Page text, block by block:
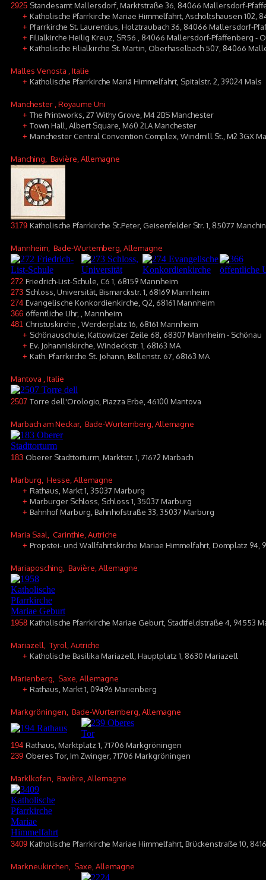
2925 Standesamt Mallersdorf, Marktstraße 36, 84066 Mallersdorf-
+ Katholische Pfarrkirche Mariae Himmelfahrt, Ascholtshausen
+ Pfarrkirche St. Laurentius, Holztraubach 36, 84066 Mallersdorf-
+ Filialkirche Heilig Kreuz, SR56 , 84066 Mallersdorf-Pfaffenberg -
+ Katholische Filialkirche St. Martin, Oberhaselbach 507, 84066
Malles Venosta , Italie
+ Katholische Pfarrkirche Mariä Himmelfahrt, Spitalstr. 2, 39024 Mals
Manchester , Royaume Uni
+ The Printworks, 27 Withy Grove, M4 2BS Manchester
+ Town Hall, Albert Square, M60 2LA Manchester
+ Manchester Central Convention Complex, Windmill St., M2 3GX
Manching , Bavière, Allemagne
3179 Katholische Pfarrkirche St.Peter, Geisenfelder Str. 1, 85077
Mannheim , Bade-Wurtemberg, Allemagne
272 Friedrich-List-Schule, C6 1, 68159 Mannheim
273 Schloss, Universität, Bismarckstr. 1, 68169 Mannheim
274 Evangelische Konkordienkirche, Q2, 68161 Mannheim
366 öffentliche Uhr, , Mannheim
481 Christuskirche , Werderplatz 16, 68161 Mannheim
+ Schönauschule, Kattowitzer Zeile 68, 68307 Mannheim - Schönau
+ Ev. Johanniskirche, Windeckstr. 1, 68163 MA
+ Kath. Pfarrkirche St. Johann, Bellenstr. 67, 68163 MA
Mantova , Italie
2507 Torre dell'Orologio, Piazza Erbe, 46100 Mantova
Marbach am Neckar, Bade-Wurtemberg, Allemagne
183 Oberer Stadttorturm, Marktstr. 1, 71672 Marbach
Marburg , Hesse, Allemagne
+ Rathaus, Markt 1, 35037 Marburg
+ Marburger Schloss, Schloss 1, 35037 Marburg
+ Bahnhof Marburg, Bahnhofstraße 33, 35037 Marburg
Maria Saal , Carinthie, Autriche
+ Propstei- und Wallfahrtskirche Mariae Himmelfahrt, Domplatz 94,
Mariaposching , Bavière, Allemagne
1958 Katholische Pfarrkirche Mariae Geburt, Stadtfeldstraße 4, 94553
Mariazell , Tyrol, Autriche
+ Katholische Basilika Mariazell, Hauptplatz 1, 8630 Mariazell
Marienberg , Saxe, Allemagne
+ Rathaus, Markt 1, 09496 Marienberg
Markgröningen , Bade-Wurtemberg, Allemagne
194 Rathaus, Marktplatz 1, 71706 Markgröningen
239 Oberes Tor, Im Zwinger, 71706 Markgröningen
Marklkofen , Bavière, Allemagne
3409 Katholische Pfarrkirche Mariae Himmelfahrt, Brückenstraße 10,
Markneukirchen , Saxe, Allemagne